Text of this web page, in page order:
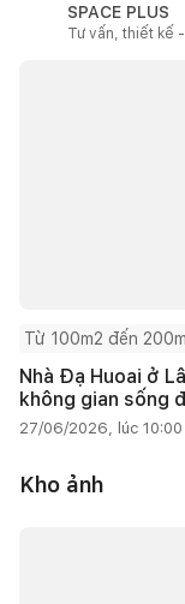
SPACE PLUS
Tư vấn, thiết kế
Từ 100m2 đến
Nhà Đạ Huoai ở
không gian sống
27/06/2026, lúc 10:00
Kho ảnh